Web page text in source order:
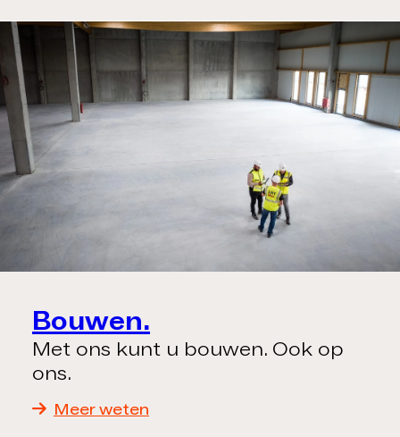
Bouwen.
Met ons kunt u bouwen. Ook op
ons.
Meer weten